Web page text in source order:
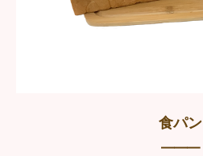
食パン
━━━